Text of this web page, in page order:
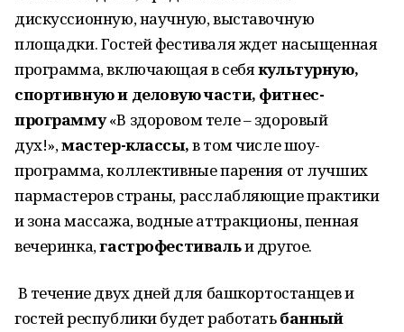
дискуссионную, научную, выставочную
площадки. Гостей фестиваля ждет насыщенная
программа, включающая в себякультурную,
спортивную и деловую части, фитнес-
программу«В здоровом теле – здоровый
дух!»,мастер-классы,в том числе шоу-
программа, коллективные парения от лучших
пармастеров страны, расслабляющие практики
и зона массажа, водные аттракционы, пенная
вечеринка,гастрофестивальи другое.
В течение двух дней для башкортостанцев и
гостей республики будет работатьбанный